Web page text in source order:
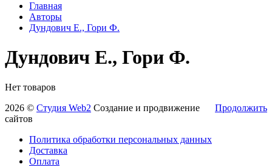
Главная
Авторы
Дундович E., Гори Ф.
Дундович E., Гори Ф.
Нет товаров
Продолжить
2026 © Студия Web2 Создание и продвижение
сайтов
Политика обработки персональных данных
Доставка
Оплата